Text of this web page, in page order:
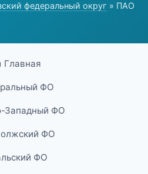
федеральный округ » ПАО
Главная
ФО
Западный ФО
ФО
ФО